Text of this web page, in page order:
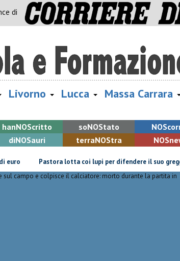
di
Livorno Lucca Massa Carrara
hanNOScritto soNOStato NOS
diNOSauri terraNOStra NOS
Pastora lotta coi lupi per difendere il suo gregge